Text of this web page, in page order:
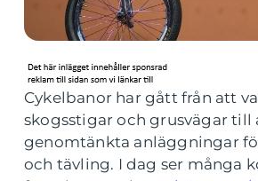
Cykelbanor har gått från att
skogsstigar och grusvägar till
genomtänkta anläggningar
och tävling. I dag ser många